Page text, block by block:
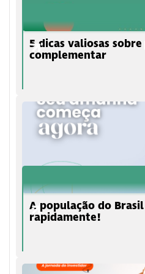
5 dicas valiosas
complementar
A população do
rapidamente!